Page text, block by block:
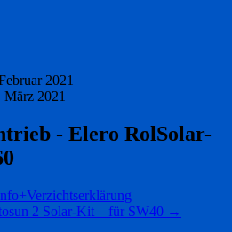
2021
März 2021
- Elero RolSolar-
2 Solar-Kit – für SW40 →